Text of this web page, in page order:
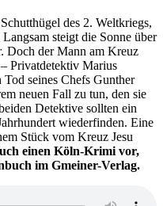
des 2. Weltkriegs,
steigt die Sonne über
Doch der Mann am Kreuz
Privatdetektiv Marius
Tod seines Chefs Gunther
neuen Fall zu tun, den sie
Detektive sollten ein
wiederfinden. Eine
Stück vom Kreuz Jesu
einen Köln-Krimi vor,
im Gmeiner-Verlag.